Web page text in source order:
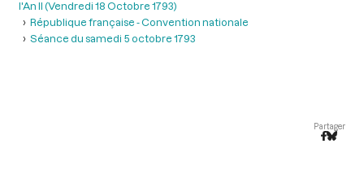
l'An II (Vendredi 18 Octobre 1793)
République française - Convention nationale
Séance du samedi 5 octobre 1793
Partager